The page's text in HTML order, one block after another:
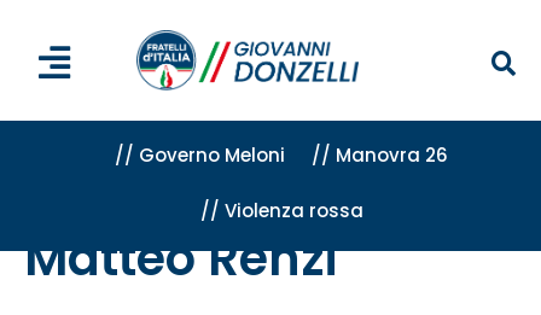
// Governo Meloni // Manovra 26
// Violenza rossa
Matteo Renzi
Matteo Renzi